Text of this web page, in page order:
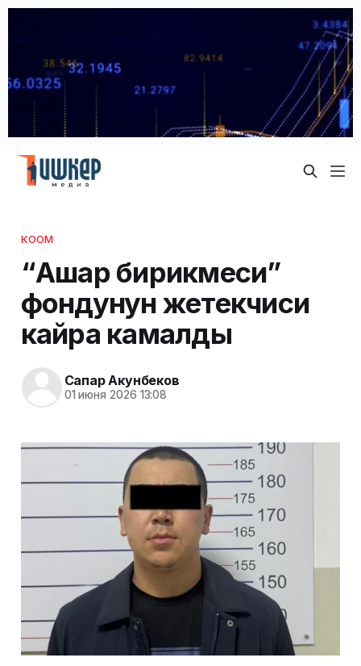
КООМ
“Ашар бирикмеси”
фондунун жетекчиси
кайра камалды
Сапар Акунбеков
01 июня 2026 13:08